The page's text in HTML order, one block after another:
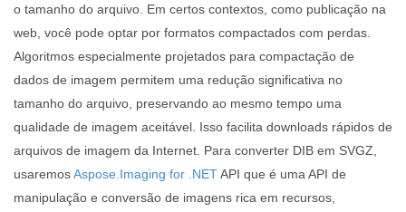
o tamanho do arquivo. Em certos contextos, como publicação na
web, você pode optar por formatos compactados com perdas.
Algoritmos especialmente projetados para compactação de
dados de imagem permitem uma redução significativa no
tamanho do arquivo, preservando ao mesmo tempo uma
qualidade de imagem aceitável. Isso facilita downloads rápidos de
arquivos de imagem da Internet. Para converter DIB em SVGZ,
usaremosAspose.Imaging for .NETAPI que é uma API de
manipulação e conversão de imagens rica em recursos,